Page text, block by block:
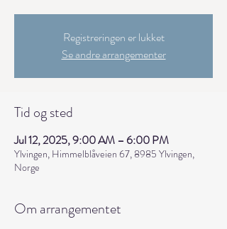
Registreringen er lukket
Se andre arrangementer
Tid og sted
Jul 12, 2025, 9:00 AM – 6:00 PM
Ylvingen, Himmelblåveien 67, 8985 Ylvingen,
Norge
Om arrangementet